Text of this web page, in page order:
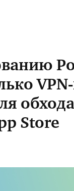
Store